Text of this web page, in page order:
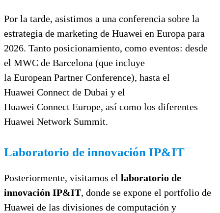
Por la tarde, asistimos a una conferencia sobre la
estrategia de marketing de Huawei en Europa para
2026. Tanto posicionamiento, como eventos: desde
el MWC de Barcelona (que incluye
la European Partner Conference), hasta el
Huawei Connect de Dubai y el
Huawei Connect Europe, así como los diferentes
Huawei Network Summit.
Laboratorio de innovación IP&IT
Posteriormente, visitamos el laboratorio de
innovación IP&IT, donde se expone el portfolio de
Huawei de las divisiones de computación y